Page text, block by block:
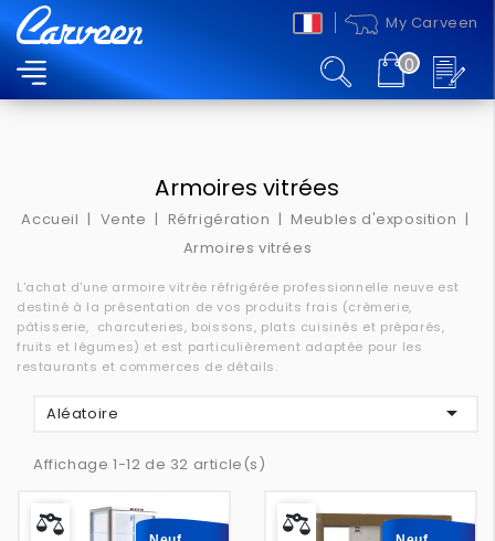
My Carveen
0
MENU
Armoires vitrées
Accueil Vente Réfrigération
Meubles d'exposition
Armoires vitrées
L'achat d'une armoire vitrée réfrigérée professionnelle neuve est
destiné à la présentation de vos produits frais (crèmerie,
pâtisserie, charcuteries, boissons, plats cuisinés et préparés,
fruits et légumes) et est particulièrement adaptée pour les
restaurants et commerces de détails.
Aléatoire 
Affichage 1-12 de 32 article(s)